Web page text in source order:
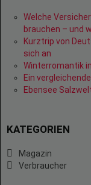
Welche
brauchen – und
Kurztrip von
sich an
Winterromantik
Ein
Ebensee
KATEGORIEN
Magazin
Verbraucher